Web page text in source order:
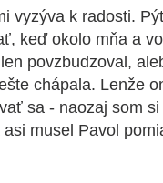
vyzýva k radosti.
keď okolo mňa a
povzbudzoval,
chápala. Lenže
sa - naozaj som
asi musel Pavol